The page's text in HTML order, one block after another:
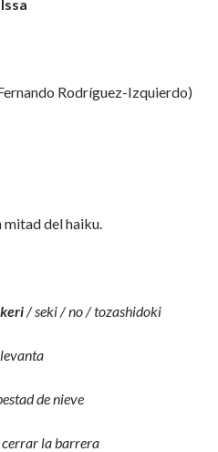
Issa
Rodríguez-Izquierdo)
mitad del haiku.
keri/ seki / no / tozashidoki
de nieve
la barrera